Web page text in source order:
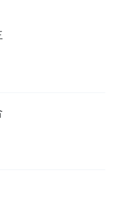
静：“这些奖项是
们业主的。没有
就是无源之水。”
是对赵艳颖十五
一个典型的“生人